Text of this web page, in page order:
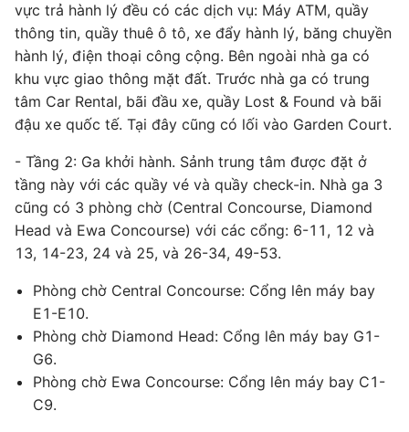
vực trả hành lý đều có các dịch vụ: Máy ATM, quầy
thông tin, quầy thuê ô tô, xe đẩy hành lý, băng chuyền
hành lý, điện thoại công cộng. Bên ngoài nhà ga có
khu vực giao thông mặt đất. Trước nhà ga có trung
tâm Car Rental, bãi đầu xe, quầy Lost & Found và bãi
đậu xe quốc tế. Tại đây cũng có lối vào Garden Court.
- Tầng 2: Ga khởi hành. Sảnh trung tâm được đặt ở
tầng này với các quầy vé và quầy check-in. Nhà ga 3
cũng có 3 phòng chờ (Central Concourse, Diamond
Head và Ewa Concourse) với các cổng: 6-11, 12 và
13, 14-23, 24 và 25, và 26-34, 49-53.
Phòng chờ Central Concourse: Cổng lên máy bay
E1-E10.
Phòng chờ Diamond Head: Cổng lên máy bay G1-
G6.
Phòng chờ Ewa Concourse: Cổng lên máy bay C1-
C9.